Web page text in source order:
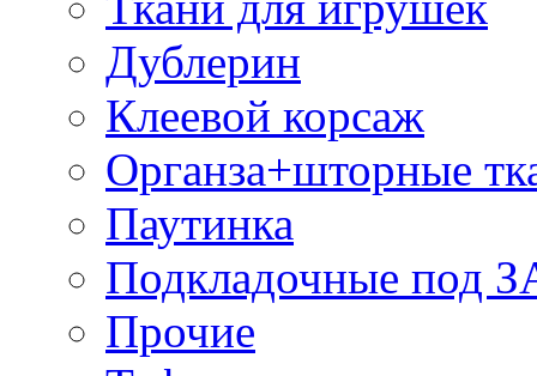
Дублерин
Клеевой корсаж
Органза+шторные
Паутинка
Подкладочные под
Прочие